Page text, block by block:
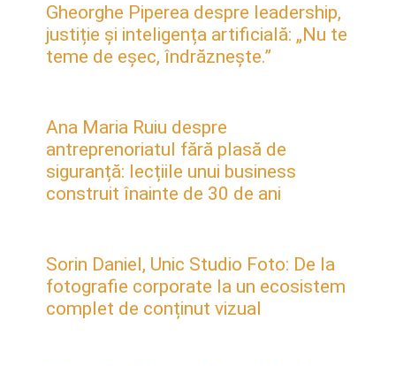
Gheorghe Piperea despre leadership,
justiție și inteligența artificială: „Nu te
teme de eșec, îndrăznește.”
Ana Maria Ruiu despre
antreprenoriatul fără plasă de
siguranță: lecțiile unui business
construit înainte de 30 de ani
Sorin Daniel, Unic Studio Foto: De la
fotografie corporate la un ecosistem
complet de conținut vizual